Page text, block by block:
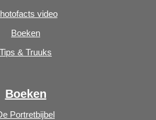
video
Boeken
Tips & Truuks
Boeken
Portretbijbel